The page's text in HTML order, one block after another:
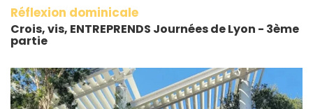
Réflexion dominicale
Crois, vis, ENTREPRENDS Journées de Lyon - 3ème
partie